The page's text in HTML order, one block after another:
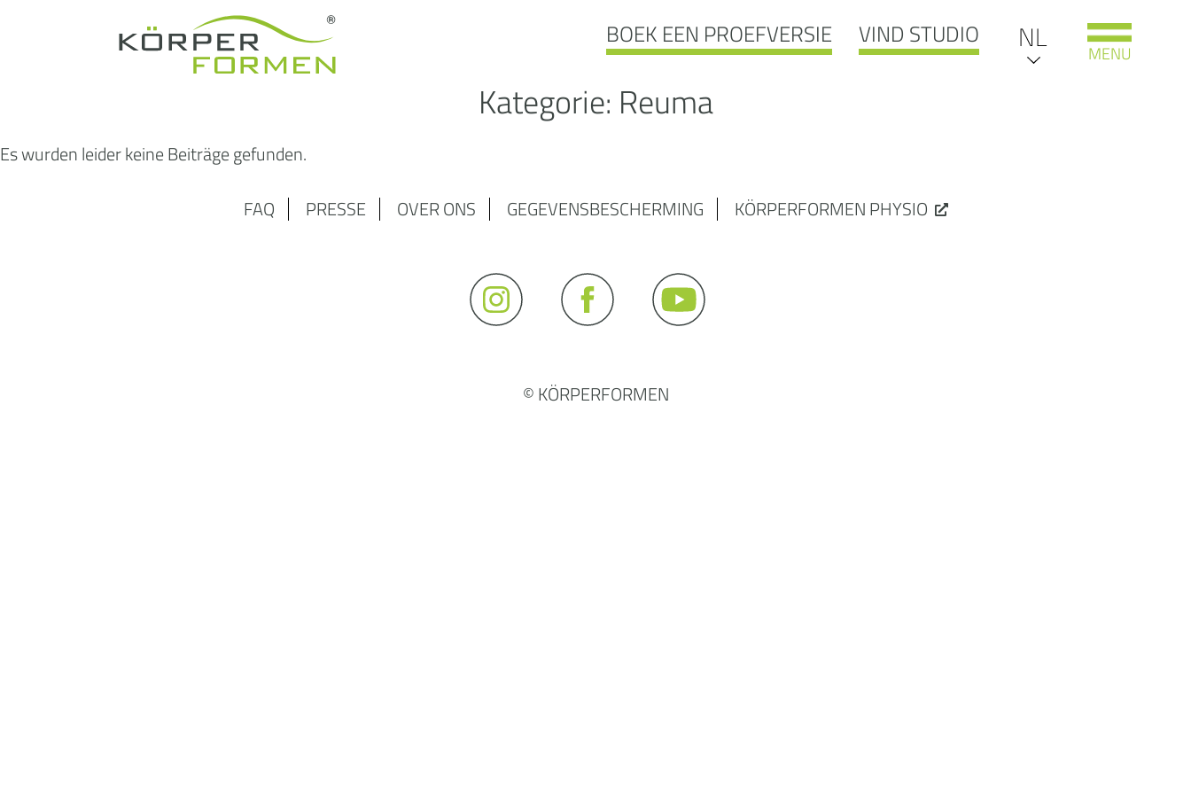
BOEK EEN PROEFVERSIE VIND STUDIO
DE
NL MENU
Kategorie: Reuma
Es wurden leider keine Beiträge gefunden.
FAQ
PRESSE OVER ONS GEGEVENSBESCHERMING KÖRPERFORMEN PHYSIO
© KÖRPERFORMEN